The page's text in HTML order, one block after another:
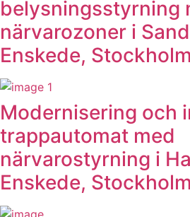
belysningsstyrning
närvarozoner i
Enskede,
Modernisering och
trappautomat med
närvarostyrning i
Enskede,